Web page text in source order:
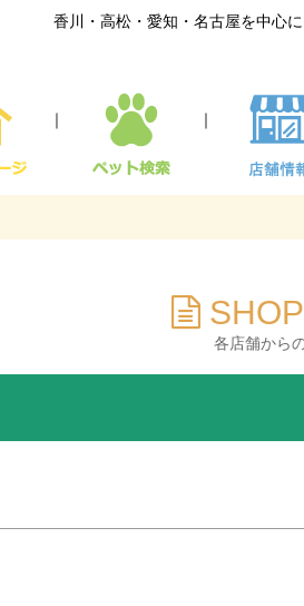
香川・高松・愛知・名古屋を中心
｜ ｜
各店舗から